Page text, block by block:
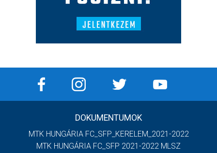
DOKUMENTUMOK
MTK HUNGÁRIA FC_SFP_KERELEM_2021-2022
MTK HUNGÁRIA FC_SFP 2021-2022 MLSZ